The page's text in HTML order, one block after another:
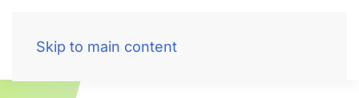
Skip to main content